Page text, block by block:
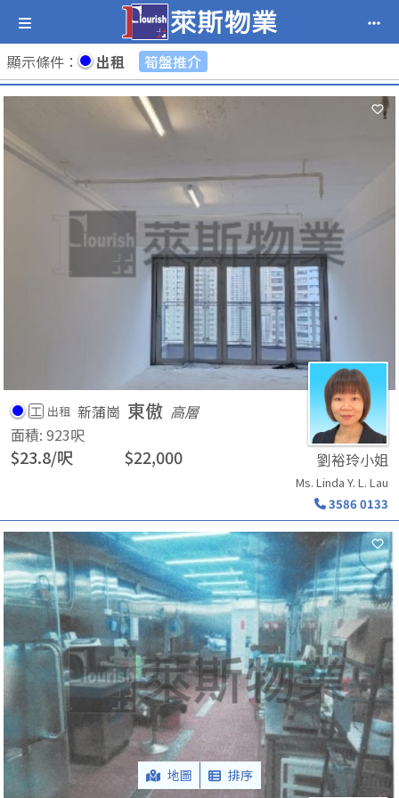
顯示條件 ： 出租 筍盤推介
工 出租 新蒲崗 東傲 高層
面積: 923呎
$23.8/呎 $22,000 劉裕玲小姐
Ms. Linda Y. L. Lau
3586 0133
地圖 排序